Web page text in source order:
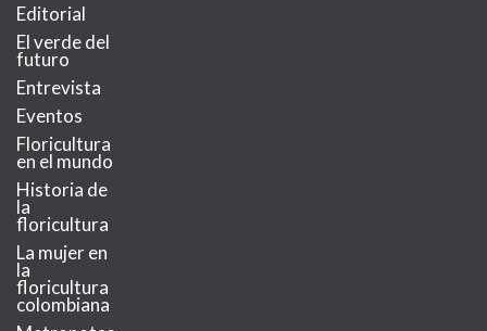
Editorial
El verde del
futuro
Entrevista
Eventos
Floricultura
en el mundo
Historia de
la
floricultura
La mujer en
la
floricultura
colombiana